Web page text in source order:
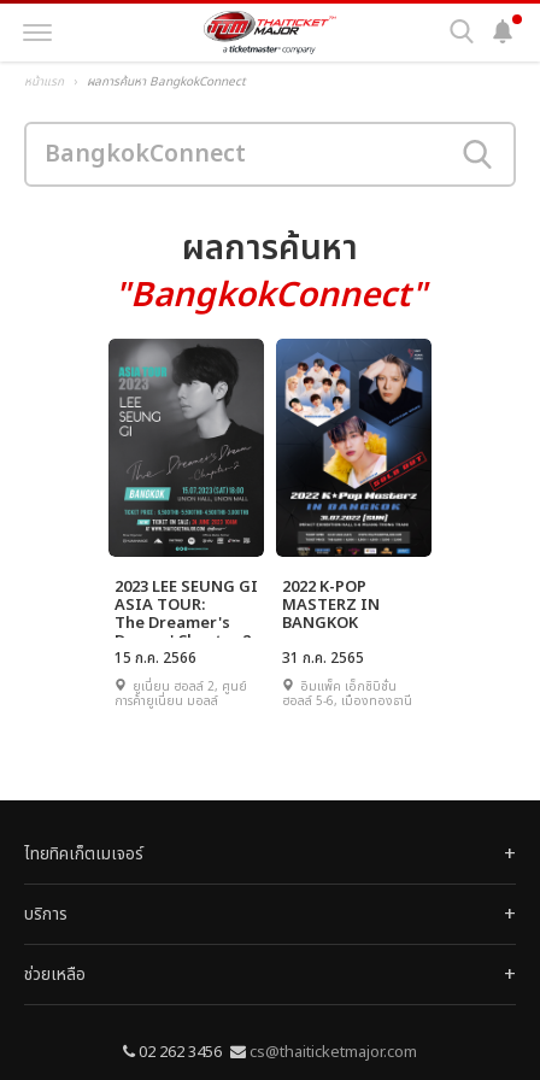
หน้าแรก ผลการค้นหา BangkokConnect
ผลการค้นหา
"BangkokConnect"
2023 LEE SEUNG GI
ASIA TOUR:
The Dreamer's
Dream ' Chapter 2
in Bangkok
15 ก.ค. 2566
ยูเนี่ยน ฮอลล์ 2, ศูนย์
การค้ายูเนี่ยน มอลล์
2022 K-POP
MASTERZ IN
BANGKOK
31 ก.ค. 2565
อิมแพ็ค เอ็กซิบิชั่น
ฮอลล์ 5-6, เมืองทองธานี
ไทยทิคเก็ตเมเจอร์
บริการ
ช่วยเหลือ
02 262 3456 cs@thaiticketmajor.com